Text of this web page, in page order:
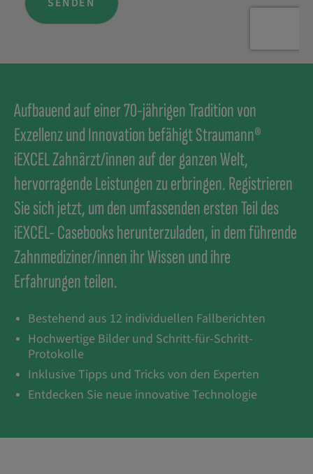
Aufbauend auf einer 70-jährigen Tradition von
Exzellenz und Innovation befähigt Straumann®
iEXCEL Zahnärzt/innen auf der ganzen Welt,
hervorragende Leistungen zu erbringen. Registrieren
Sie sich jetzt, um den umfassenden ersten Teil des
iEXCEL- Casebooks herunterzuladen, in dem führende
Zahnmediziner/innen ihr Wissen und ihre
Erfahrungen teilen.
Bestehend aus 12 individuellen Fallberichten
Hochwertige Bilder und Schritt-für-Schritt-
Protokolle
Inklusive Tipps und Tricks von den Experten
Entdecken Sie neue innovative Technologie